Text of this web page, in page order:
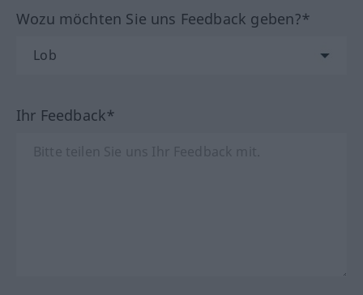
Wozu möchten Sie uns Feedback geben?*
Ihr Feedback*